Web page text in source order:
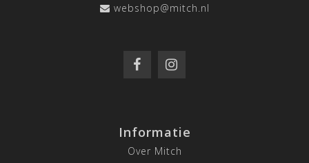
webshop@mitch.nl
Informatie
Over Mitch